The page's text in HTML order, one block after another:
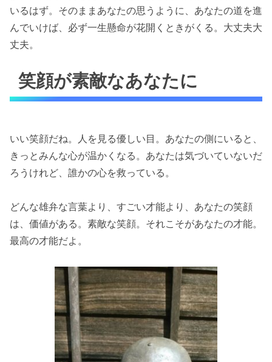
いるはず。そのままあなたの思うように、あなたの道を進
んでいけば、必ず一生懸命が花開くときがくる。大丈夫大
丈夫。
笑顔が素敵なあなたに
いい笑顔だね。人を見る優しい目。あなたの側にいると、
きっとみんな心が温かくなる。あなたは気づいていないだ
ろうけれど、誰かの心を救っている。
どんな雄弁な言葉より、すごい才能より、あなたの笑顔
は、価値がある。素敵な笑顔。それこそがあなたの才能。
最高の才能だよ。